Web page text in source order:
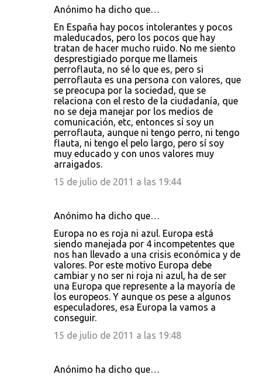
Anónimo ha dicho que…
En España hay pocos intolerantes y pocos
maleducados, pero los pocos que hay
tratan de hacer mucho ruido. No me siento
desprestigiado porque me llameis
perroflauta, no sé lo que es, pero si
perroflauta es una persona con valores, que
se preocupa por la sociedad, que se
relaciona con el resto de la ciudadanía, que
no se deja manejar por los medios de
comunicación, etc, entonces sí soy un
perroflauta, aunque ni tengo perro, ni tengo
flauta, ni tengo el pelo largo, pero sí soy
muy educado y con unos valores muy
arraigados.
15 de julio de 2011 a las 19:44
Anónimo ha dicho que…
Europa no es roja ni azul. Europa está
siendo manejada por 4 incompetentes que
nos han llevado a una crisis económica y de
valores. Por este motivo Europa debe
cambiar y no ser ni roja ni azul, ha de ser
una Europa que represente a la mayoría de
los europeos. Y aunque os pese a algunos
especuladores, esa Europa la vamos a
conseguir.
15 de julio de 2011 a las 19:48
Anónimo ha dicho que…